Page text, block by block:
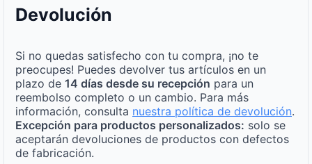
Devolución
Si no quedas satisfecho con tu compra, ¡no te
preocupes! Puedes devolver tus artículos en un
plazo de 14 días desde su recepción para un
reembolso completo o un cambio. Para más
información, consulta nuestra política de devolución.
Excepción para productos personalizados: solo se
aceptarán devoluciones de productos con defectos
de fabricación.